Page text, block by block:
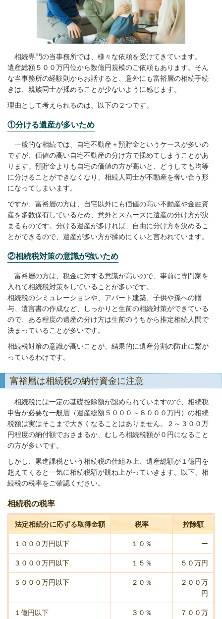
相続専門の当事務所では、様々な依頼を受けてきています。
遺産総額５００万円位から数億円規模のご依頼もあります。そん
な当事務所の経験則からお話すると、意外にも富裕層の相続手続
きは、親族同士が揉めることが少ないように感じます。
理由として考えられるのは、以下の２つです。
①分ける遺産が多いため
一般的な相続では、自宅不動産＋預貯金というケースが多いの
ですが、価値の高い自宅不動産の分け方で揉めてしまうことがあ
ります。預貯金よりも自宅の価値の方が高いと、どうしても均等
に分けることができなくなり、相続人同士が不動産を奪い合う形
になってしまいます。
ですが、富裕層の方は、自宅以外にも価値の高い不動産や金融資
産を多数保有しているため、意外とスムーズに遺産の分け方が決
まるものです。分ける遺産が多ければ、自由に分け方を決めるこ
とができるので、遺産が多い方が揉めにくいと言われています。
②相続税対策の意識が強いため
富裕層の方は、税金に対する意識が高いので、事前に専門家を
入れて相続税対策をしていることが多いです。
相続税のシミュレーションや、アパート建築、子供や孫への贈
与、遺言書の作成など、しっかりと生前の相続対策ができている
ので、ある程度の遺産の分け方は生前のうちから推定相続人間で
決まっていることが多いです。
相続税対策の意識が高いことが、結果的に遺産分割の防止に繋が
っているわけです。
富裕層は相続税の納付資金に注意
相続税には一定の基礎控除額が認められていますので、相続税
申告が必要な一般層（遺産総額５０００～８０００万円）の相続
税額は実はそこまで大きくなることはありません。２～３００万
円程度の納付額でおさまるか、むしろ相続税額が０円になること
の方が多いです。
しかし、累進課税という相続税の仕組み上、遺産総額が１億円を
超えてくると一気に相続税額が跳ね上がっていきます。以下、相
続税の税率をご確認ください。
相続税の税率
法定相続分に応ずる取得金額 税率 控除額
１０００万円以下 １０％ ー
３０００万円以下 １５％ ５０万円
５０００万円以下 ２０％
２００万
円
１億円以下 ３０％
７００万